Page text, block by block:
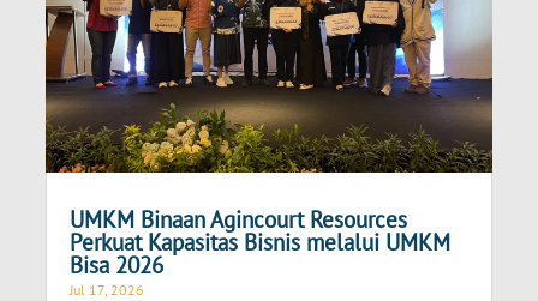
UMKM Binaan Agincourt Resources
Perkuat Kapasitas Bisnis melalui UMKM
Bisa 2026
Jul 17, 2026